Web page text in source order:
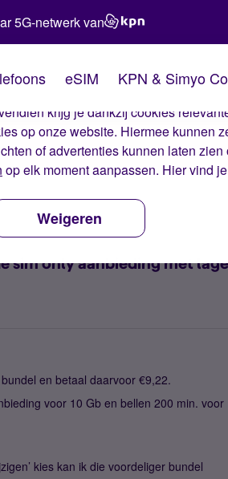
Simyo
website. Met deze cookies zorgen
krijg je dankzij cookies
op onze website. Hiermee kunnen
of advertenties kunnen laten
op elk moment aanpassen. Hier vind
Weigeren
5G-netwerk van
eSIM KPN & Simyo
sim only aanbieding met
en betaal daarvoor €9,22.
voor 10 Gb en bellen 200 min. voor
kies kan ik die voordeliger bundel